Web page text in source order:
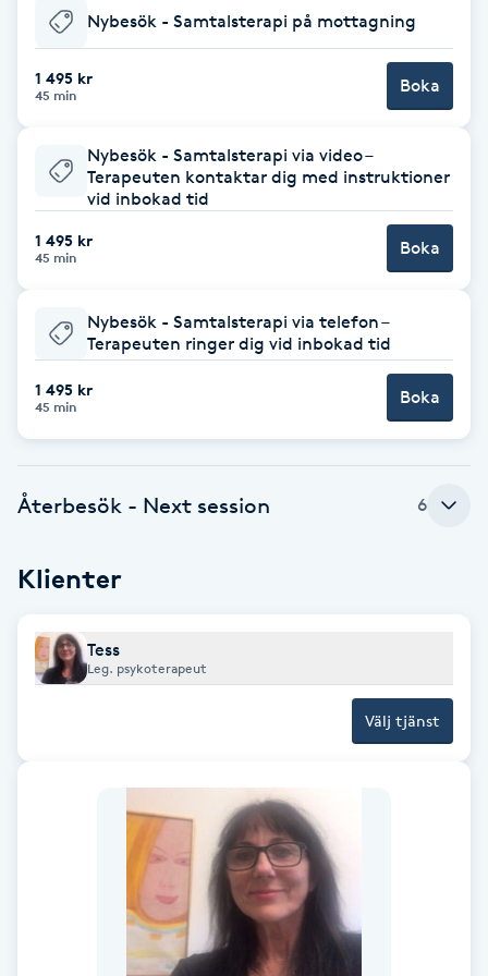
Babylights
Balayage
Bambumassage
Barnklippning
BIAB
Blowout
Bottenfärg
Brynfärgning
Brynplockning
C
Color correction
Nybesök - Samtalsterapi på mottagning
1 495 kr
45 min Boka
Nybesök - Samtalsterapi via video –
Terapeuten kontaktar dig med instruktioner
vid inbokad tid
1 495 kr
45 min Boka
Nybesök - Samtalsterapi via telefon –
Terapeuten ringer dig vid inbokad tid
1 495 kr
45 min Boka
Återbesök - Next session 6
Klienter
Tess
Leg. psykoterapeut
Välj tjänst